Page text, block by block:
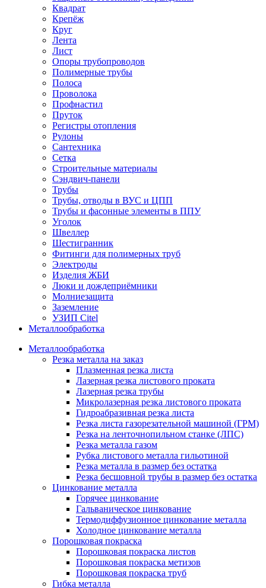
Квадрат
Крепёж
Круг
Лента
Лист
Опоры трубопроводов
Полимерные трубы
Полоса
Проволока
Профнастил
Пруток
Регистры отопления
Рулоны
Сантехника
Сетка
Строительные материалы
Сэндвич-панели
Трубы
Трубы, отводы в ВУС и ЦПП
Трубы и фасонные элементы в ППУ
Уголок
Швеллер
Шестигранник
Фитинги для полимерных труб
Электроды
Изделия ЖБИ
Люки и дождеприёмники
Молниезащита
Заземление
УЗИП Citel
Металлообработка
Металлообработка
Резка металла на заказ
Плазменная резка листа
Лазерная резка листового проката
Лазерная резка трубы
Микролазерная резка листового проката
Гидроабразивная резка листа
Резка листа газорезательной машиной (ГРМ)
Резка на ленточнопильном станке (ЛПС)
Резка металла газом
Рубка листового металла гильотиной
Резка металла в размер без остатка
Резка бесшовной трубы в размер без остатка
Цинкование металла
Горячее цинкование
Гальваническое цинкование
Термодиффузионное цинкование металла
Холодное цинкование металла
Порошковая покраска
Порошковая покраска листов
Порошковая покраска метизов
Порошковая покраска труб
Гибка металла